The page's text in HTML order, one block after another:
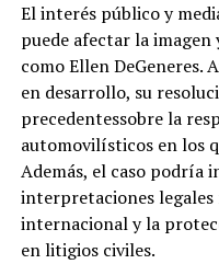
El interés público y
puede afectar la
como Ellen DeGeneres.
en desarrollo, su
precedentessobre la
automovilísticos en los
Además, el caso podría
interpretaciones
internacional y la
en litigios civiles.